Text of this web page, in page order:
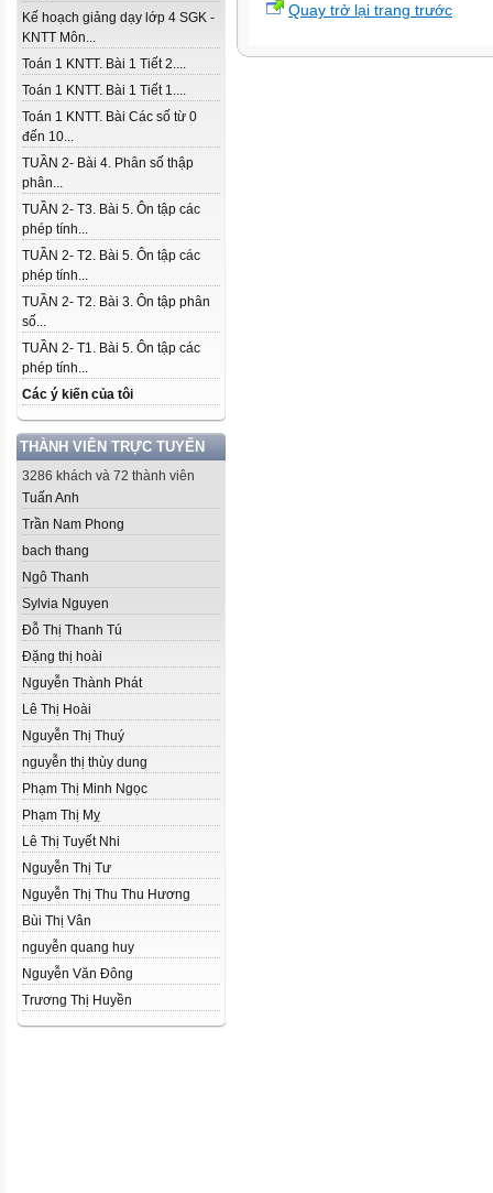
Kế hoạch giảng dạy lớp 4 SGK -
KNTT Môn...
Toán 1 KNTT. Bài 1 Tiết 2....
Toán 1 KNTT. Bài 1 Tiết 1....
Toán 1 KNTT. Bài Các số từ 0
đến 10...
TUẦN 2- Bài 4. Phân số thập
phân...
TUẦN 2- T3. Bài 5. Ôn tập các
phép tính...
TUẦN 2- T2. Bài 5. Ôn tập các
phép tính...
TUẦN 2- T2. Bài 3. Ôn tập phân
số...
TUẦN 2- T1. Bài 5. Ôn tập các
phép tính...
Các ý kiến của tôi
THÀNH VIÊN TRỰC TUYẾN
3286 khách và 72 thành viên
Tuấn Anh
Trần Nam Phong
bach thang
Ngô Thanh
Sylvia Nguyen
Đỗ Thị Thanh Tú
Đặng thị hoài
Nguyễn Thành Phát
Lê Thị Hoài
Nguyễn Thị Thuý
nguyễn thị thùy dung
Phạm Thị Minh Ngọc
Phạm Thị Mỵ
Lê Thị Tuyết Nhi
Nguyễn Thị Tư
Nguyễn Thị Thu Thu Hương
Bùi Thị Vân
nguyễn quang huy
Nguyễn Văn Đông
Trương Thị Huyền
Quay trở lại trang trước